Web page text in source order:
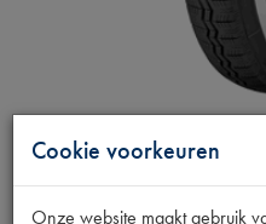
BAND
MICHELIN
Cookie voorkeuren
Onze website maakt gebruik